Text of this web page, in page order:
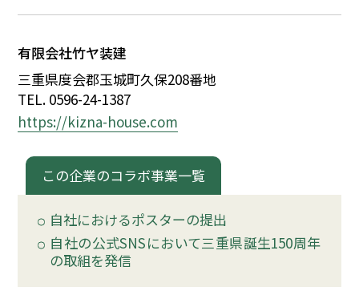
有限会社竹ヤ装建
三重県度会郡玉城町久保208番地
TEL. 0596-24-1387
https://kizna-house.com
この企業のコラボ事業一覧
自社におけるポスターの提出
自社の公式SNSにおいて三重県誕生150周年
の取組を発信